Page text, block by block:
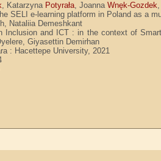
, Katarzyna Potyrała, JoannaWnęk-Gozdek
SELI e-learning platform in Poland as a
Nataliia Demeshkant
Inclusion and ICT : in the context of
Giyasettin Demirhan
: Hacettepe University, 2021